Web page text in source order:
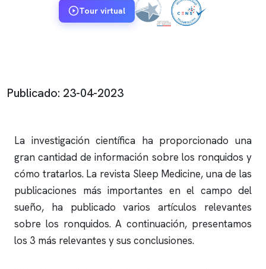
Tour virtual
Publicado: 23-04-2023
La investigación científica ha proporcionado una
gran cantidad de información sobre los ronquidos y
cómo tratarlos. La revista Sleep Medicine, una de las
publicaciones más importantes en el campo del
sueño, ha publicado varios artículos relevantes
sobre los ronquidos. A continuación, presentamos
los 3 más relevantes y sus conclusiones.